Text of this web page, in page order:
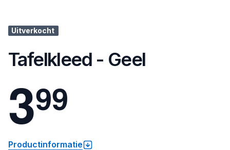
Uitverkocht
Tafelkleed - Geel
399
Productinformatie